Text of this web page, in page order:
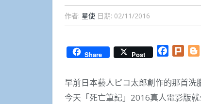
作者: 星使 日期: 02/11/2016
Share Post Facebook
Plurk
早前日本藝人ピコ太郎創作的那首洗
今天「死亡筆記」2016真人電影版